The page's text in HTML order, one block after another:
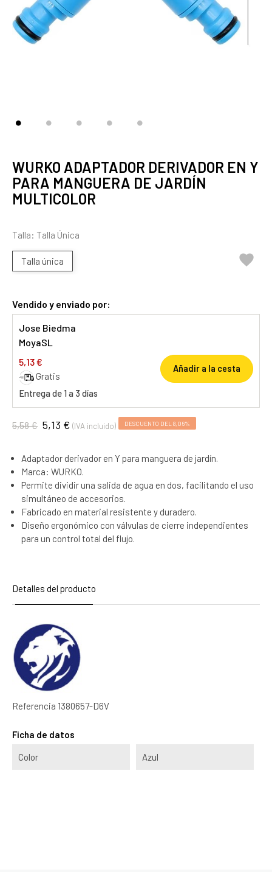
WURKO ADAPTADOR DERIVADOR EN Y
PARA MANGUERA DE JARDÍN
MULTICOLOR
Talla: Talla Única
Talla única 
Vendido y enviado por:
Jose Biedma
MoyaSL
5,13 €
Gratis
Entrega de 1 a 3 días
Añadir a la cesta
5,58 € 5,13 € (IVA incluido) DESCUENTO DEL 8,06%
Adaptador derivador en Y para manguera de jardín.
Marca: WURKO.
Permite dividir una salida de agua en dos, facilitando el uso
simultáneo de accesorios.
Fabricado en material resistente y duradero.
Diseño ergonómico con válvulas de cierre independientes
para un control total del flujo.
Detalles del producto
Referencia 1380657-D6V
Ficha de datos
Color Azul